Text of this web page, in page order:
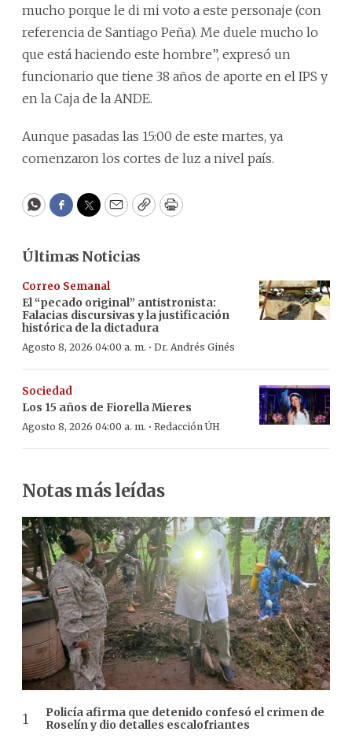
mucho porque le di mi voto a este personaje (con
referencia de Santiago Peña). Me duele mucho lo
que está haciendo este hombre”, expresó un
funcionario que tiene 38 años de aporte en el IPS y
en la Caja de la ANDE.
Aunque pasadas las 15:00 de este martes, ya
comenzaron los cortes de luz a nivel país.
WhatsApp
Facebook
Twitter
EmailCopyPrint
Últimas Noticias
Correo Semanal
El “pecado original” antistronista:
Falacias discursivas y la justificación
histórica de la dictadura
Agosto 8, 2026 04:00 a. m. · Dr. Andrés Ginés
Sociedad
Los 15 años de Fiorella Mieres
Agosto 8, 2026 04:00 a. m. · Redacción ÚH
Notas más leídas
Policía afirma que detenido confesó el crimen de
Roselín y dio detalles escalofriantes